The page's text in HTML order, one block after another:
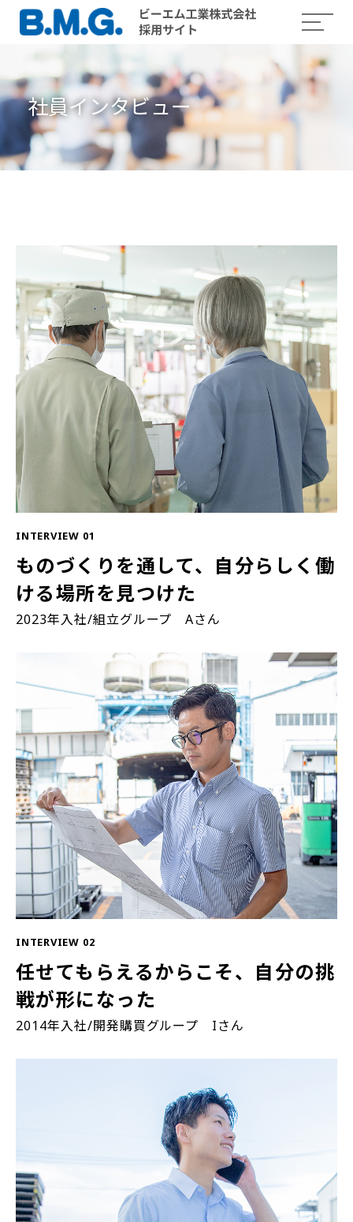
社員インタビュー
INTERVIEW 01
ものづくりを通して、自分らしく働
ける場所を見つけた
2023年入社/組立グループ Aさん
INTERVIEW 02
任せてもらえるからこそ、自分の挑
戦が形になった
2014年入社/開発購買グループ Iさん